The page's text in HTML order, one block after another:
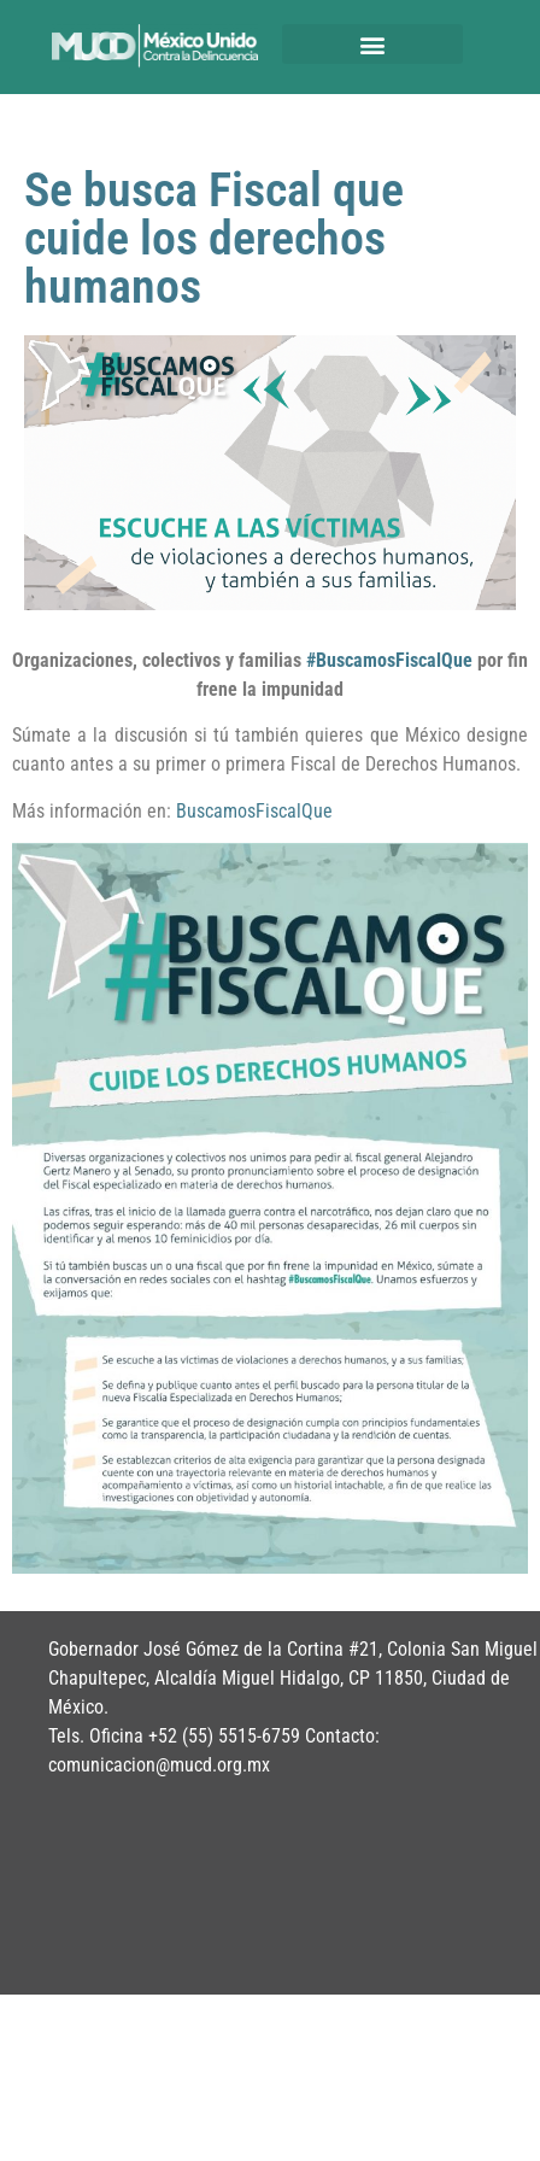
Se busca Fiscal que
cuide los derechos
humanos
Organizaciones, colectivos y familias #BuscamosFiscalQue por fin
frene la impunidad
Súmate a la discusión si tú también quieres que México designe
cuanto antes a su primer o primera Fiscal de Derechos Humanos.
Más información en: BuscamosFiscalQue
Gobernador José Gómez de la Cortina #21, Colonia San Miguel
Chapultepec, Alcaldía Miguel Hidalgo, CP 11850, Ciudad de
México.
Tels. Oficina +52 (55) 5515-6759 Contacto:
comunicacion@mucd.org.mx